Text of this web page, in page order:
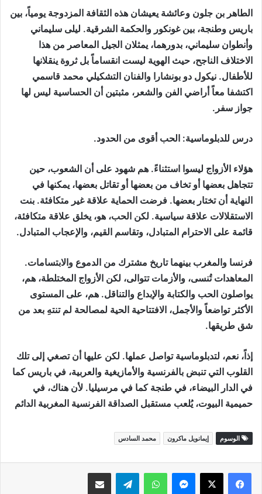
الطاهر بن جلون وعائشة يعيشان هذه الثقافة المزدوجة يومياً، بين
باريس وطنجة، بين غونكور والحكمة الشرقية. ليلى سليماني
وأنطوان سليماني، بدورهما، يمثلان الجيل المعاصر من هذا
الاختلاف الناجح، حيث الهوية ليست انقساماً بل ثروة ينقلانها
للأطفال. نيكول دو بونشارا والفنان التشكيلي محمد قاسمي
اكتشفا معاً أراضي الفن والشعر، مثبتين أن الحساسية ليس لها
جواز سفر.
درس للدبلوماسية: الحب أقوى من الحدود.
هؤلاء الأزواج ليسوا استثناءً. هم شهود على أن الشعوب، حين
تتجاهل بعضها أو تخاف من بعضها أو تقاتل بعضها، يمكنها في
النهاية أن تختار بعضها. فرضت الحماية علاقة غير متكافئة. بنت
الاستقلالات علاقة سياسية. لكن الحب، هو، يخلق علاقة متكافئة،
قائمة على الاحترام المتبادل، وتقاسم القيم، والإعجاب المتبادل.
فرنسا والمغرب بينهما تاريخ مشترك من الدموع والابتسامات.
المعاهدات تُنسى، والأزمات تتوالى، لكن الأزواج المختلطة، هم،
يواصلون الحب والكتابة والإبداع والتناقل. هم، على المستوى
الأكثر تواضعاً والأجمل، الافتتاحية الحية لمصالحة لم تنتهِ بعد من
شق طريقها.
إذاً، نعم، لتدبلوماسية تواصل عملها. لكن عليها أن تصغي إلى تلك
القلوب التي تنبض بالفرنسية والأمازيغية والعربية، في باريس كما
في الدار البيضاء، في طنجة كما في مرسيليا. لأن هناك، في
حميمية البيوت، يُلعب مستقبل الصداقة الفرنسية المغربية الدائم
الوسوم إيمانويل ماكرون محمد السادس
واتساب تيلقرام